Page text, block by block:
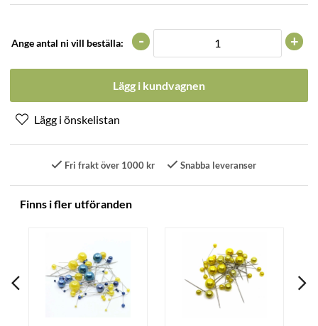
Ange antal ni vill beställa: +
-
Lägg i kundvagnen
Fri frakt över 1000 kr Snabba leveranser
Finns i fler utföranden